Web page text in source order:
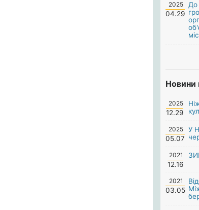
2025
04.29
До
Новини
2025
12.29
2025
05.07
У
2021
12.16
2021
03.05